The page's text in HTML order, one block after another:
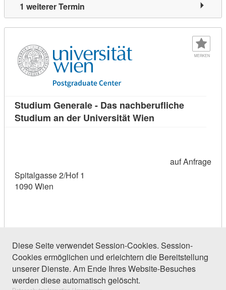
1 weiterer Termin
MERKEN
Studium Generale - Das nachberufliche
Studium an der Universität Wien
auf Anfrage
Spitalgasse 2/Hof 1
1090 Wien
19 Einträge gefunden (1 von 1)
Diese Seite verwendet Session-Cookies. Session-
Cookies ermöglichen und erleichtern die Bereitstellung
unserer Dienste. Am Ende Ihres Website-Besuches
werden diese automatisch gelöscht.